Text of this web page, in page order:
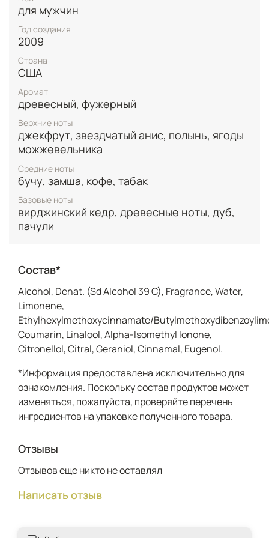
атмосферу. Подобно своему предшественнику, CK
Euphoria Intense Men, этот парфюм призван стать
тем самым завершающим штрихом, который
сделает ваш образ по-настоящему
В основе парфюмерной пирамиды лежат
насыщенный абсолю пачули и терпкий абсолю
кофе. Их дополняют чувственные листья табака,
благородный кедр и крепкий дуб. Особую
пикантность и загадочность придают абсент и
анис, а свежесть и терпкость вносят ягоды
можжевельника.
для мужчин
Год создания
2009
Страна
США
Аромат
древесный, фужерный
Верхние ноты
джекфрут, звездчатый анис, полынь, ягоды
можжевельника
Средние ноты
бучу, замша, кофе, табак
Базовые ноты
вирджинский кедр, древесные ноты, дуб,
пачули
Состав*
Alcohol, Denat. (Sd Alcohol 39 C), Fragrance, Water,
Limonene,
Ethylhexylmethoxycinnamate/
Coumarin, Linalool, Alpha-Isomethyl Ionone,
Citronellol, Citral, Geraniol, Cinnamal, Eugenol.
*Информация предоставлена исключительно для
ознакомления. Поскольку состав продуктов может
изменяться, пожалуйста, проверяйте перечень
ингредиентов на упаковке полученного товара.
Отзывы
Отзывов еще никто не оставлял
Написать отзыв